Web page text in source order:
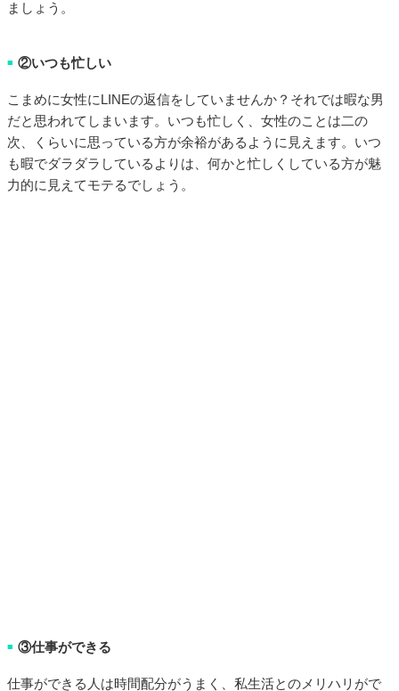
ましょう。
■ ②いつも忙しい
こまめに女性にLINEの返信をしていませんか？それでは暇な男
だと思われてしまいます。いつも忙しく、女性のことは二の
次、くらいに思っている方が余裕があるように見えます。いつ
も暇でダラダラしているよりは、何かと忙しくしている方が魅
力的に見えてモテるでしょう。
■ ③仕事ができる
仕事ができる人は時間配分がうまく、私生活とのメリハリがで